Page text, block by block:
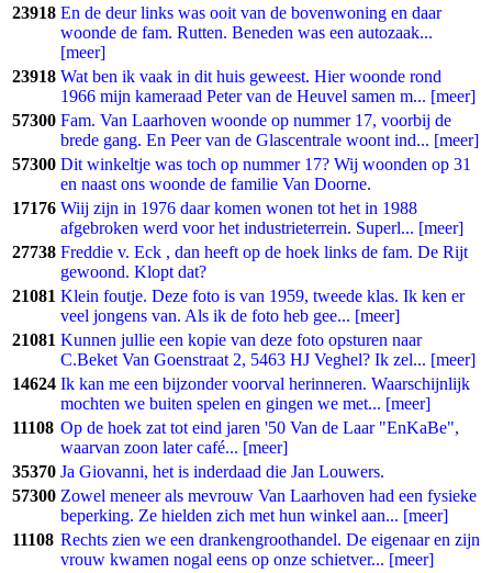
23918 En de deur links was ooit van de bovenwoning en daar
woonde de fam. Rutten. Beneden was een autozaak...
[meer]
23918 Wat ben ik vaak in dit huis geweest. Hier woonde rond
1966 mijn kameraad Peter van de Heuvel samen m... [meer]
57300 Fam. Van Laarhoven woonde op nummer 17, voorbij de
brede gang. En Peer van de Glascentrale woont ind... [meer]
57300 Dit winkeltje was toch op nummer 17? Wij woonden op 31
en naast ons woonde de familie Van Doorne.
17176 Wiij zijn in 1976 daar komen wonen tot het in 1988
afgebroken werd voor het industrieterrein. Superl... [meer]
27738 Freddie v. Eck , dan heeft op de hoek links de fam. De Rijt
gewoond. Klopt dat?
21081 Klein foutje. Deze foto is van 1959, tweede klas. Ik ken er
veel jongens van. Als ik de foto heb gee... [meer]
21081 Kunnen jullie een kopie van deze foto opsturen naar
C.Beket Van Goenstraat 2, 5463 HJ Veghel? Ik zel... [meer]
14624 Ik kan me een bijzonder voorval herinneren. Waarschijnlijk
mochten we buiten spelen en gingen we met... [meer]
11108 Op de hoek zat tot eind jaren '50 Van de Laar "EnKaBe",
waarvan zoon later café... [meer]
35370 Ja Giovanni, het is inderdaad die Jan Louwers.
57300 Zowel meneer als mevrouw Van Laarhoven had een fysieke
beperking. Ze hielden zich met hun winkel aan... [meer]
11108 Rechts zien we een drankengroothandel. De eigenaar en zijn
vrouw kwamen nogal eens op onze schietver... [meer]